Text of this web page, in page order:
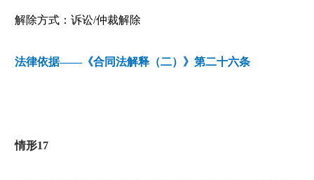
解除方式：诉讼/仲裁解除
法律依据——《合同法解释（二）》第二十六条
情形17